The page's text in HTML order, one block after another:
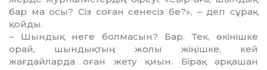
бар ма осы? Сіз соған сенесіз бе?», – деп сұрақ
қойды.
– Шындық неге болмасын? Бар. Тек, өкінішке
орай, шын­дық­тың жолы жіңішке, кей
жағдайларда оған жету қиын. Бірақ әрқашан